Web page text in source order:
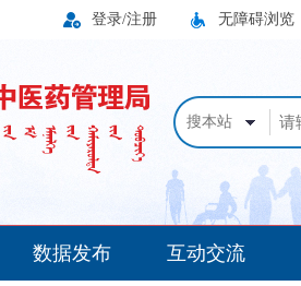
无障碍浏览
登录/注册
搜本站
数据发布 互动交流